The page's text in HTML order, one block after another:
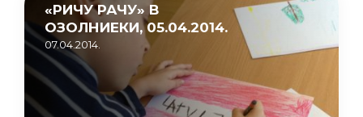
«РИЧУ РАЧУ» В
ОЗОЛНИЕКИ, 05.04.2014.
07.04.2014.